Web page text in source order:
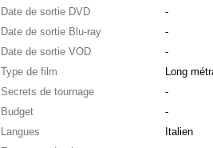
Date de sortie DVD
-
Date de sortie Blu-ray
-
Date de sortie VOD
-
Type de film
Long
Secrets de tournage
-
Budget
-
Langues
Italien